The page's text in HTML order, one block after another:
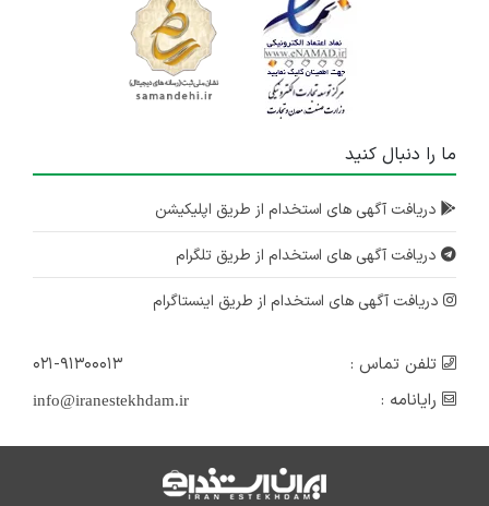
ما را دنبال کنید
دریافت آگهی های استخدام از طریق اپلیکیشن
دریافت آگهی های استخدام از طریق تلگرام
دریافت آگهی های استخدام از طریق اینستاگرام
تلفن تماس :
۰۲۱-۹۱۳۰۰۰۱۳
رایانامه :
info@iranestekhdam.ir